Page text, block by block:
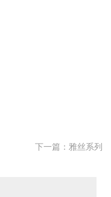
下一篇： 雅丝系列